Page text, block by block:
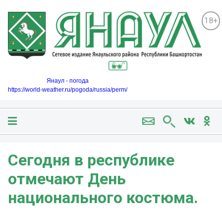
18+
Янаул - погода
https://world-weather.ru/pogoda/russia/perm/
Сегодня в республике
отмечают День
национального костюма.